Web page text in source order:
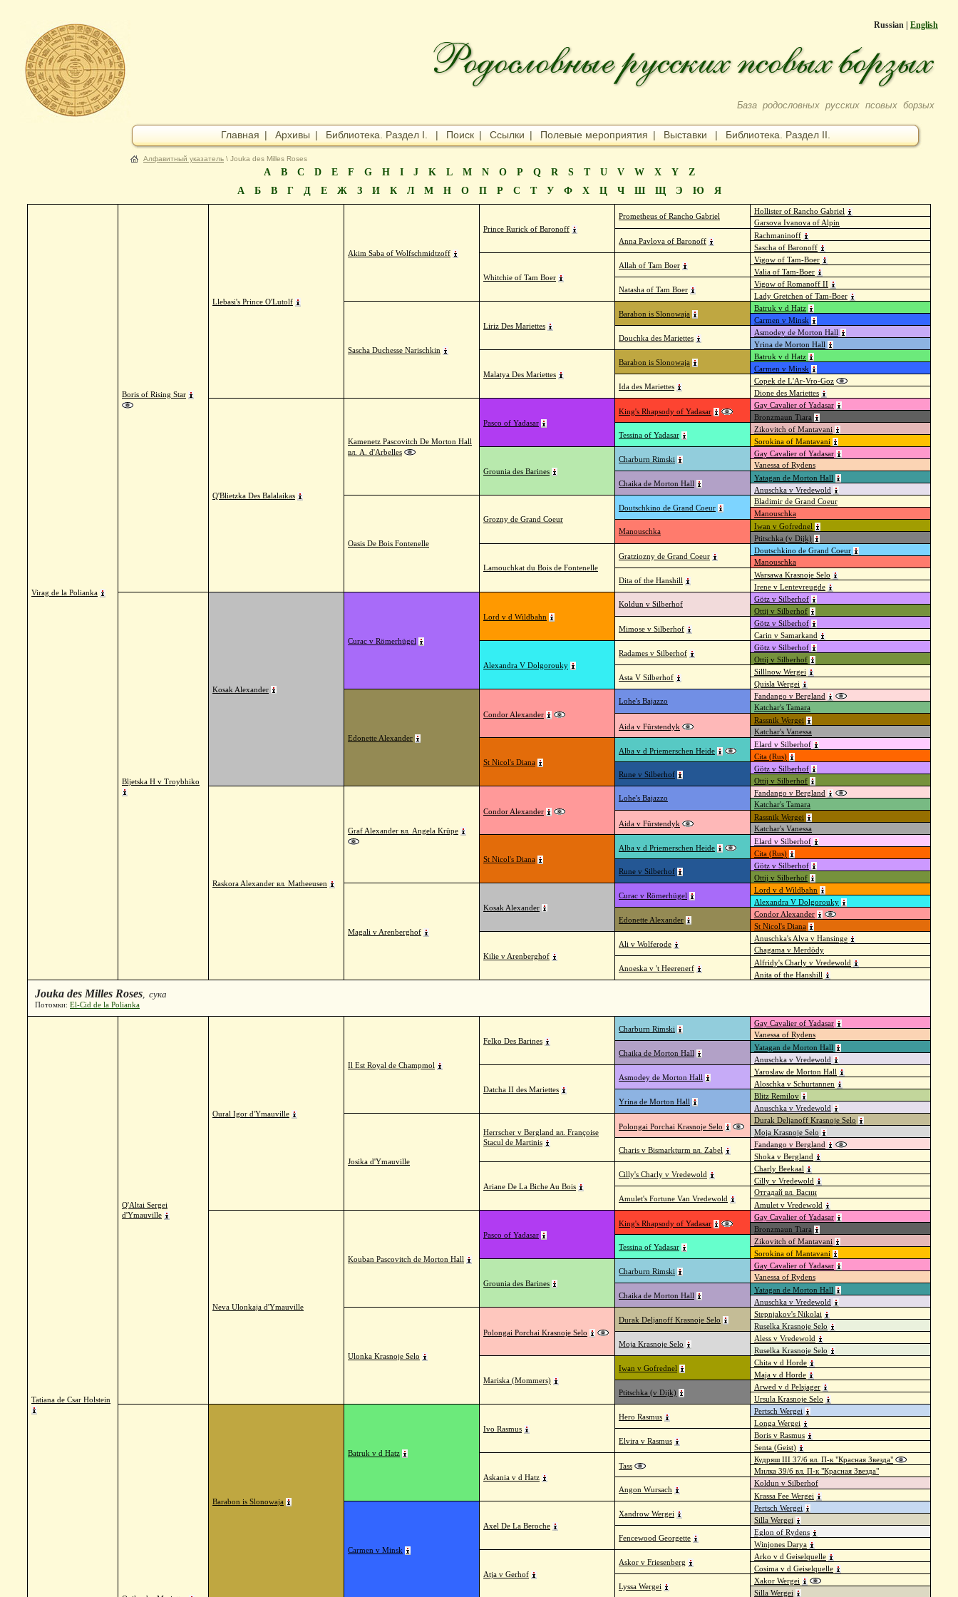
Russian | English
База родословных русских псовых борзых
Главная | Архивы | Библиотека. Раздел I. | Поиск | Ссылки | Полевые мероприятия | Выставки | Библиотека. Раздел II.
Алфавитный указатель \ Jouka des Milles Roses
A B C D E F G H I J K L M N O P Q R S T U V W X Y
Z
А
Б В Г Д Е Ж З И К Л М Н О П Р С Т У Ф Х Ц Ч Ш Щ Э Ю Я
Virag de la Polianka
Boris of Rising Star
Llebasi's Prince O'Lutolf
Akim Saba of Wolfschmidtzoff
Prince Rurick of Baronoff
Prometheus of Rancho Gabriel
Hollister of Rancho Gabriel
Garsova Ivanova of Alpin
Anna Pavlova of Baronoff
Rachmaninoff
Sascha of Baronoff
Whitchie of Tam Boer
Allah of Tam Boer
Vigow of Tam-Boer
Valia of Tam-Boer
Natasha of Tam Boer
Vigow of Romanoff II
Lady Gretchen of Tam-Boer
Sascha Duchesse Narischkin
Liriz Des Mariettes
Barabon is Slonowaja
Batruk v d Hatz
Carmen v Minsk
Douchka des Mariettes
Asmodey de Morton Hall
Yrina de Morton Hall
Malatya Des Mariettes
Barabon is Slonowaja
Batruk v d Hatz
Carmen v Minsk
Ida des Mariettes
Copek de L'Ar-Vro-Goz
Dione des Mariettes
Q'Blietzka Des Balalaikas
Kamenetz Pascovitch De Morton Hall
вл. A. d'Arbelles
Pasco of Yadasar
King's Rhapsody of Yadasar
Gay Cavalier of Yadasar
Bronzmaun Tiara
Tessina of Yadasar
Zikovitch of Mantavani
Sorokina of Mantavani
Grounia des Barines
Charburn Rimski
Gay Cavalier of Yadasar
Vanessa of Rydens
Chaika de Morton Hall
Yatagan de Morton Hall
Anuschka v Vredewold
Oasis De Bois Fontenelle
Grozny de Grand Coeur
Doutschkino de Grand Coeur
Bladimir de Grand Coeur
Manouschka
Manouschka
Iwan v Gofrednel
Ptitschka (v Dijk)
Lamouchkat du Bois de Fontenelle
Gratziozny de Grand Coeur
Doutschkino de Grand Coeur
Manouschka
Dita of the Hanshill
Warsawa Krasnoje Selo
Irene v Lentevreugde
Bljetska H v Troybhiko
Kosak Alexander
Curac v Römerhügel
Lord v d Wildbahn
Koldun v Silberhof
Götz v Silberhof
Ottij v Silberhof
Mimose v Silberhof
Götz v Silberhof
Carin v Samarkand
Alexandra V Dolgorouky
Radames v Silberhof
Götz v Silberhof
Ottij v Silberhof
Asta V Silberhof
Silllnow Wergei
Quisla Wergei
Edonette Alexander
Condor Alexander
Lohe's Bajazzo
Fandango v Bergland
Katchar's Tamara
Aida v Fürstendyk
Rassnik Wergei
Katchar's Vanessa
St Nicol's Diana
Alba v d Priemerschen Heide
Elard v Silberhof
Cita (Rus)
Rune v Silberhof
Götz v Silberhof
Ottij v Silberhof
Raskora Alexander вл. Matheeusen
Graf Alexander вл. Angela Krüpe
Condor Alexander
Lohe's Bajazzo
Fandango v Bergland
Katchar's Tamara
Aida v Fürstendyk
Rassnik Wergei
Katchar's Vanessa
St Nicol's Diana
Alba v d Priemerschen Heide
Elard v Silberhof
Cita (Rus)
Rune v Silberhof
Götz v Silberhof
Ottij v Silberhof
Magali v Arenberghof
Kosak Alexander
Curac v Römerhügel
Lord v d Wildbahn
Alexandra V Dolgorouky
Edonette Alexander
Condor Alexander
St Nicol's Diana
Kilie v Arenberghof
Ali v Wolferode
Anuschka's Alva v Hansinge
Chagama v Merdödy
Anoeska v 't Heerenerf
Alfridy's Charly v Vredewold
Anita of the Hanshill
Jouka des Milles Roses, сука
Потомки: El-Cid de la Polianka
Tatiana de Csar Holstein
Q'Altai Sergei
d'Ymauville
Oural Igor d'Ymauville
Il Est Royal de Champmol
Felko Des Barines
Charburn Rimski
Gay Cavalier of Yadasar
Vanessa of Rydens
Chaika de Morton Hall
Yatagan de Morton Hall
Anuschka v Vredewold
Datcha II des Mariettes
Asmodey de Morton Hall
Yaroslaw de Morton Hall
Aloschka v Schurtannen
Yrina de Morton Hall
Blitz Remilov
Anuschka v Vredewold
Josika d'Ymauville
Herrscher v Bergland вл. Françoise
Stacul de Martinis
Polongai Porchai Krasnoje Selo
Durak Deljanoff Krasnoje Selo
Moja Krasnoje Selo
Charis v Bismarkturm вл. Zabel
Fandango v Bergland
Shoka v Bergland
Ariane De La Biche Au Bois
Cilly's Charly v Vredewold
Charly Beekaal
Cilly v Vredewold
Amulet's Fortune Van Vredewold
Отгадай вл. Васин
Amulet v Vredewold
Neva Ulonkaja d'Ymauville
Kouban Pascovitch de Morton Hall
Pasco of Yadasar
King's Rhapsody of Yadasar
Gay Cavalier of Yadasar
Bronzmaun Tiara
Tessina of Yadasar
Zikovitch of Mantavani
Sorokina of Mantavani
Grounia des Barines
Charburn Rimski
Gay Cavalier of Yadasar
Vanessa of Rydens
Chaika de Morton Hall
Yatagan de Morton Hall
Anuschka v Vredewold
Ulonka Krasnoje Selo
Polongai Porchai Krasnoje Selo
Durak Deljanoff Krasnoje Selo
Stepnjakov's Nikolai
Ruselka Krasnoje Selo
Moja Krasnoje Selo
Aless v Vredewold
Ruselka Krasnoje Selo
Mariska (Mommers)
Iwan v Gofrednel
Chita v d Horde
Maja v d Horde
Ptitschka (v Dijk)
Arwed v d Pelsjager
Ursula Krasnoje Selo
Barabon is Slonowaja
Batruk v d Hatz
Ivo Rasmus
Hero Rasmus
Pertsch Wergei
Longa Wergei
Elvira v Rasmus
Boris v Rasmus
Senta (Geist)
Askania v d Hatz
Tass
Кудряш III 37/б вл. П-к "Красная Звезда"
Милка 39/б вл. П-к "Красная Звезда"
Angon Wursach
Koldun v Silberhof
Krassa Fee Wergei
Carmen v Minsk
Axel De La Beroche
Xandrow Wergei
Pertsch Wergei
Silla Wergei
Fencewood Georgette
Eglon of Rydens
Winjones Darya
Atja v Gerhof
Askor v Friesenberg
Arko v d Geiselquelle
Cosima v d Geiselquelle
Lyssa Wergei
Xakor Wergei
Silla Wergei